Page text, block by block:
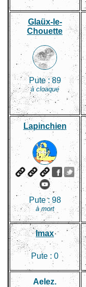
Glaüx-le-
Chouette
Pute :89
à cloaque
Lapinchien
Pute : 98
à mort
Imax
Pute : 0
Aelez.